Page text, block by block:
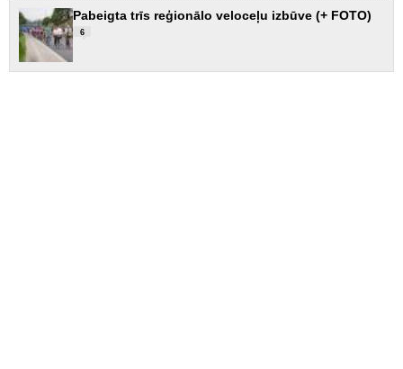
Pabeigta trīs reģionālo veloceļu izbūve (+ FOTO)
6